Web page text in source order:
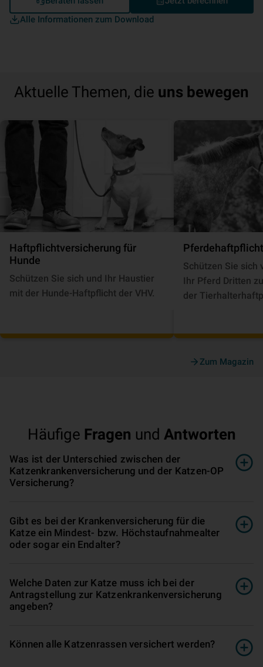
Alle Informationen zum Download
Aktuelle Themen, die uns bewegen
Haft­pflicht­ver­si­che­rung für
Hunde
Schützen Sie sich und Ihr Haustier
mit der Hunde-Haftpflicht der VHV.
Pferde­haft­pflicht
Schützen Sie sich
Ihr Pferd Dritten
der
Zum Magazin
Häufige Fragen und Antworten
Was ist der Unterschied zwischen der
Katzenkrankenversicherung und der Katzen-OP
Versicherung?
Gibt es bei der Krankenversicherung für die
Katze ein Mindest- bzw. Höchstaufnahmealter
oder sogar ein Endalter?
Welche Daten zur Katze muss ich bei der
Antragstellung zur Katzenkrankenversicherung
angeben?
Können alle Katzenrassen versichert werden?